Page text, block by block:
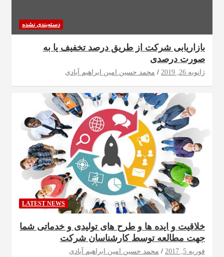
دسته‌بندی نشده
بازاریابی شرکت از طریق درصد تخفیف یا به
صورت درصدی
ژانویه 26, 2019 محمد حسین امین ابراهیم آبادی
LATEST NEWS
خلاقیت و ایده ها و طرح های تولیدی و خدماتی شما
جهت مطالعه توسط کارشناسان شرکت
فوریه 5, 2017 محمد حسین امین ابراهیم آبادی